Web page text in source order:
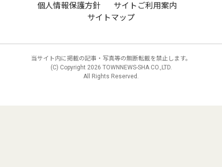
個人情報保護方針
サイトご利用案内
サイトマップ
当サイト内に掲載の記事・写真等の無断転載を禁止します。
(C) Copyright 2026 TOWNNEWS-SHA CO.,LTD.
All Rights Reserved.